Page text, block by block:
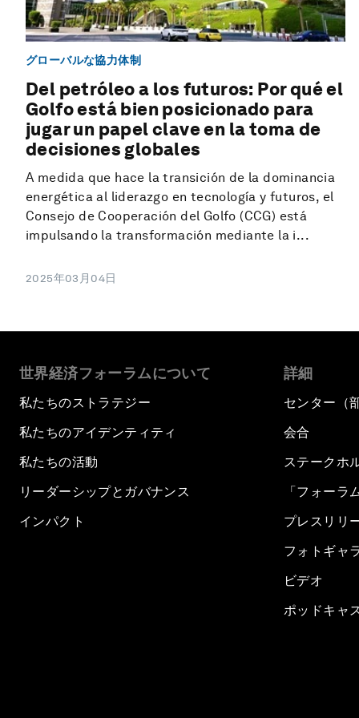
グローバルな協力体制
Del petróleo a los futuros: Por qué el
Golfo está bien posicionado para
jugar un papel clave en la toma de
decisiones globales
A medida que hace la transición de la dominancia
energética al liderazgo en tecnología y futuros, el
Consejo de Cooperación del Golfo (CCG) está
impulsando la transformación mediante la i...
2025年03月04日
世界経済フォーラムについて
私たちのストラテジー
私たちのアイデンティティ
私たちの活動
リーダーシップとガバナンス
インパクト
詳細
センター（
会合
ステークホ
「フォーラ
プレスリリ
フォトギャ
ビデオ
ポッドキャ